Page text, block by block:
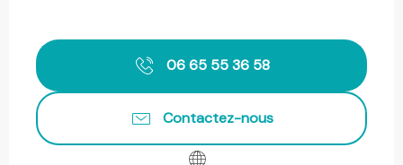
06 65 55 36 58
Contactez-nous